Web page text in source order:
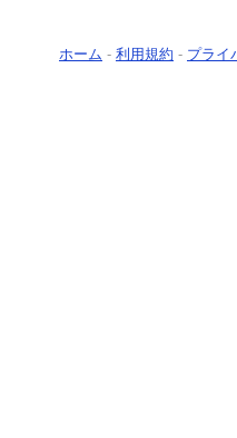
ホーム - 利用規約 - プライ